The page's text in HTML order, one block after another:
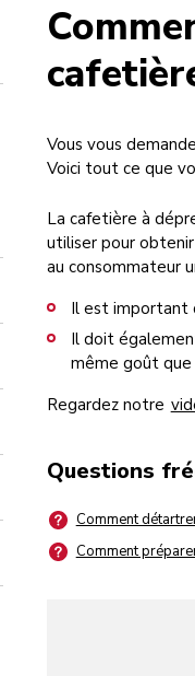
Vous vous
Voici tout ce que
La cafetière à
utiliser pour
au consommateur
Il est important
Il doit
même goût que
Regardez notre
Questions
Comment
Comment